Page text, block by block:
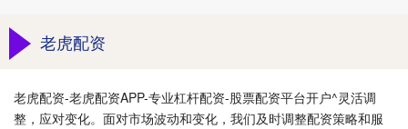
老虎配资
老虎配资-老虎配资APP-专业杠杆配资-股票配资平台开户^灵活调
整，应对变化。面对市场波动和变化，我们及时调整配资策略和服